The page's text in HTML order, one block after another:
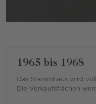
1965 bis 1968
Das Stammhaus wird
Die Verkaufsflächen